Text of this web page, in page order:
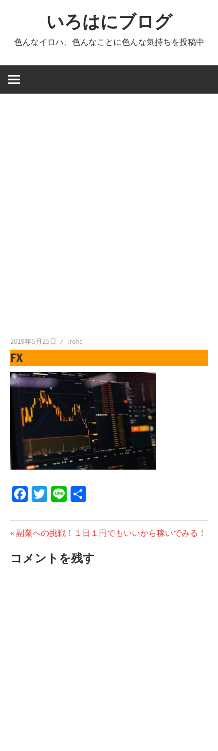
ツ
ス
いろはにブログ
色んなイロハ、色んなことに色んな気持ちを投稿中
2019年5月25日 iroha
FX
Facebook
Twitter
Line
投
稿
前
投
副業への挑戦！１日１円でもいいから稼いでみる！
コメントを残す